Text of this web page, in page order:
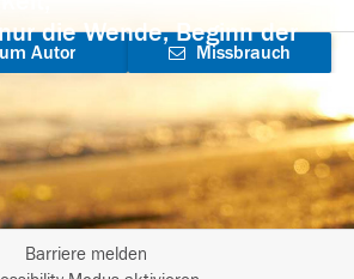
die Wende, Beginn der
Autor
Missbrauch
Barriere melden